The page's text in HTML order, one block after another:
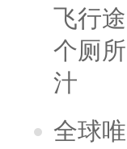
飞行
个厕
汁
全球